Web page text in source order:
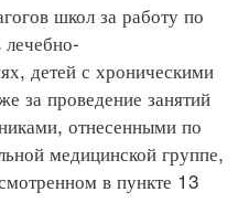
школ за работу по
детей с хроническими
за проведение занятий
отнесенными по
медицинской группе,
в пункте 13